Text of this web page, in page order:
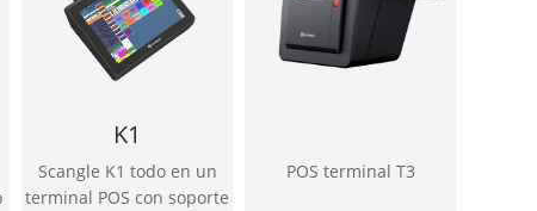
K1
Scangle K1 todo en un
terminal POS con soporte
POS terminal T3